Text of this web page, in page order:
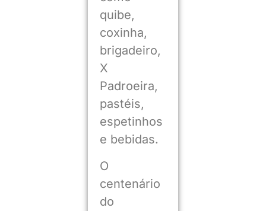
quibe,
coxinha,
brigadeiro,
X
Padroeira,
pastéis,
espetinhos
e bebidas.
O
centenário
do